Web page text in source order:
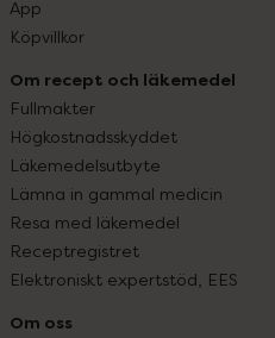
App
Köpvillkor
Om recept och läkemedel
Fullmakter
Högkostnadsskyddet
Läkemedelsutbyte
Lämna in gammal medicin
Resa med läkemedel
Receptregistret
Elektroniskt expertstöd, EES
Om oss